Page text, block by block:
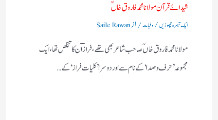
شیدائے قرآن مولانا محمد فاروق خاں ؒ
ایک تبصرہ چھوڑیں/ وفیات/ ازSaile Rawan
مولانا محمد فاروق خاں ؒ صاحب شاعر بھی تھے،فرازؔ ان کا تخلص تھا،ایک
مجموعہ ’حرف و صدا‘ کے نام سے اور دوسرا ’کلیات فراز‘ کے…